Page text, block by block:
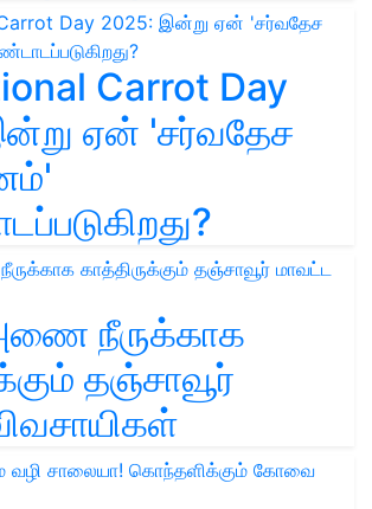
Carrot Day
ஏன் 'சர்வதேச
நீருக்காக
தஞ்சாவூர்